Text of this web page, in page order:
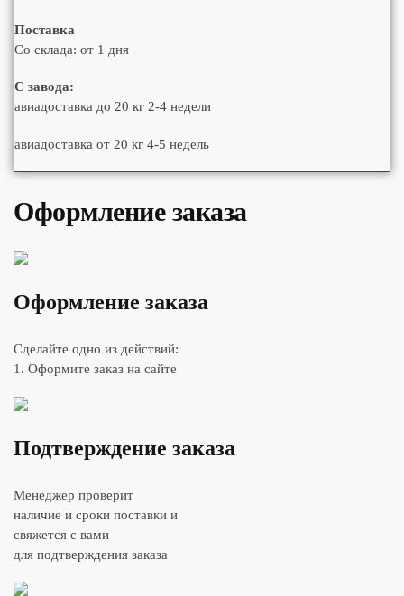
Поставка
Со склада: от 1 дня
С завода:
авиадоставка до 20 кг 2-4 недели
авиадоставка от 20 кг 4-5 недель
Оформление заказа
Оформление заказа
Сделайте одно из действий:
1. Оформите заказ на сайте
Подтверждение заказа
Менеджер проверит
наличие и сроки поставки и
свяжется с вами
для подтверждения заказа